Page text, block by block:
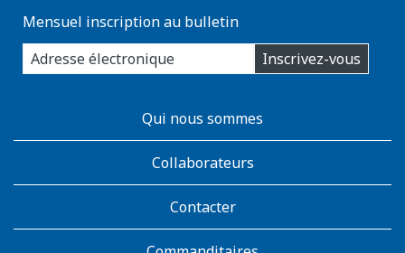
Mensuel inscription au bulletin
enter
you
email
Inscrivez-vous
AboutKidsHealthQui nous sommes
Collaborateurs
Contacter